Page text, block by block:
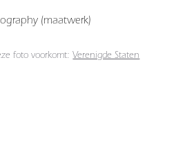
(maatwerk)
foto voorkomt:Verenigde Staten